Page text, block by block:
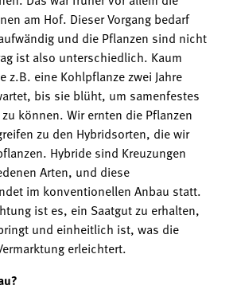
am Hof. Dieser Vorgang bedarf
und die Pflanzen sind nicht
ist also unterschiedlich. Kaum
z.B. eine Kohlpflanze zwei Jahre
bis sie blüht, um samenfestes
können. Wir ernten die Pflanzen
zu den Hybridsorten, die wir
Hybride sind Kreuzungen
Arten, und diese
im konventionellen Anbau statt.
ist es, ein Saatgut zu erhalten,
und einheitlich ist, was die
erleichtert.